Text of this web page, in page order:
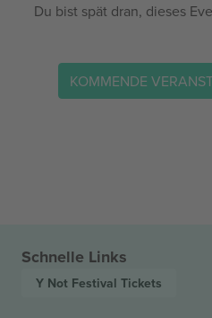
Du bist spät dran, dieses
KOMMENDE
Schnelle Links
Y Not Festival Tickets